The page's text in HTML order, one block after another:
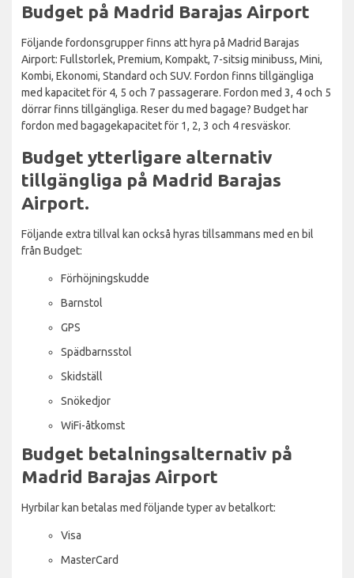
Budget på Madrid Barajas Airport
Följande fordonsgrupper finns att hyra på Madrid Barajas
Airport: Fullstorlek, Premium, Kompakt, 7-sitsig minibuss, Mini,
Kombi, Ekonomi, Standard och SUV. Fordon finns tillgängliga
med kapacitet för 4, 5 och 7 passagerare. Fordon med 3, 4 och 5
dörrar finns tillgängliga. Reser du med bagage? Budget har
fordon med bagagekapacitet för 1, 2, 3 och 4 resväskor.
Budget ytterligare alternativ
tillgängliga på Madrid Barajas
Airport.
Följande extra tillval kan också hyras tillsammans med en bil
från Budget:
Förhöjningskudde
Barnstol
GPS
Spädbarnsstol
Skidställ
Snökedjor
WiFi-åtkomst
Budget betalningsalternativ på
Madrid Barajas Airport
Hyrbilar kan betalas med följande typer av betalkort:
Visa
MasterCard